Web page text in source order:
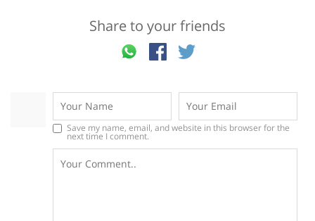
Share to your friends
Save my name, email, and website in this browser for the
next time I comment.